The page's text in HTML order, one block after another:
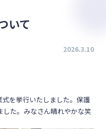
いて
2026.3.10
を挙行いたしました。保護
た。みなさん晴れやかな笑